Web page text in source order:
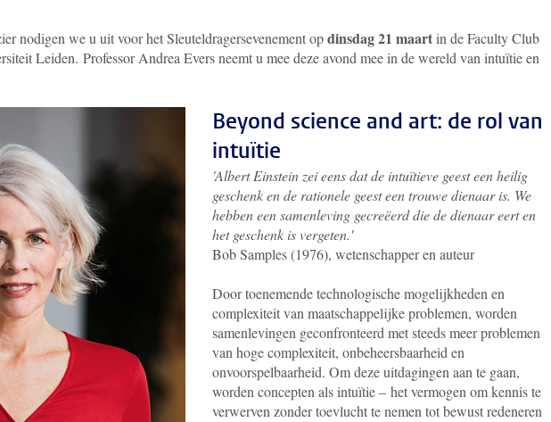
nodigen we u uit voor het Sleuteldragersevenement opdinsdag 21 maartin de Faculty Club
Leiden. Professor Andrea Evers neemt u mee deze avond mee in de wereld van intuïtie en
​​​​​​​Beyond science and art: de rol van
intuïtie
'Albert Einstein zei eens dat de intuïtieve geest een heilig
geschenk en de rationele geest een trouwe dienaar is. We
hebben een samenleving gecreëerd die de dienaar eert en
het geschenk is vergeten.'
Bob Samples (1976), wetenschapper en auteur
Door toenemende technologische mogelijkheden en
complexiteit van maatschappelijke problemen, worden
samenlevingen geconfronteerd met steeds meer problemen
van hoge complexiteit, onbeheersbaarheid en
onvoorspelbaarheid. Om deze uitdagingen aan te gaan,
worden concepten als intuïtie– het vermogen om kennis te
verwerven zonder toevlucht te nemen tot bewust redeneren